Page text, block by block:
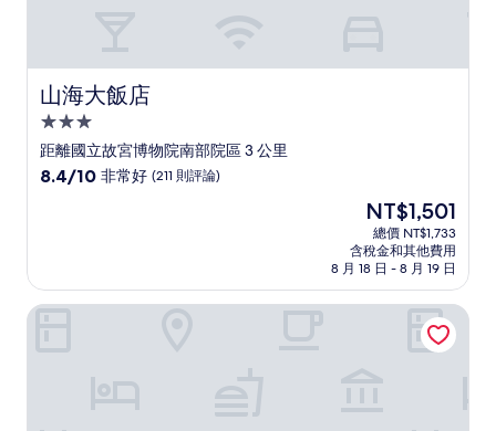
山海大飯店
山海大飯店
3.0
星
級
距離國立故宮博物院南部院區 3 公里
8.4
非
常
8.4/10 非常好 (211 則評論)
現
在
價
格
為
NT$1,501
NT$1,501
總價 NT$1,733
含稅金和其他費用
8 月 18 日 - 8 月 19 日
嘉義皇品國際酒店